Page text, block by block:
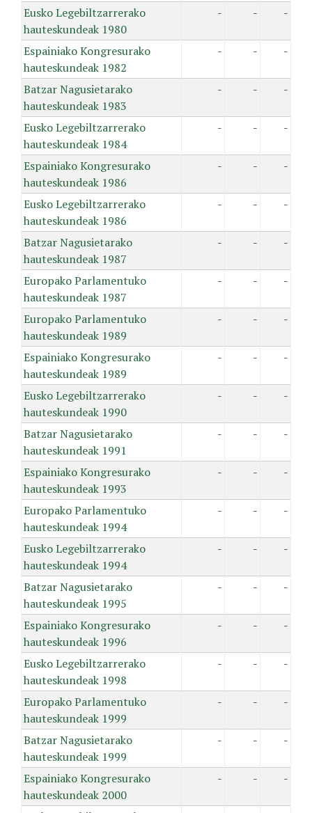
Eusko Legebiltzarrerako
hauteskundeak 1980
- - -
Espainiako Kongresurako
hauteskundeak 1982
- - -
Batzar Nagusietarako
hauteskundeak 1983
- - -
Eusko Legebiltzarrerako
hauteskundeak 1984
- - -
Espainiako Kongresurako
hauteskundeak 1986
- - -
Eusko Legebiltzarrerako
hauteskundeak 1986
- - -
Batzar Nagusietarako
hauteskundeak 1987
- - -
Europako Parlamentuko
hauteskundeak 1987
- - -
Europako Parlamentuko
hauteskundeak 1989
- - -
Espainiako Kongresurako
hauteskundeak 1989
- - -
Eusko Legebiltzarrerako
hauteskundeak 1990
- - -
Batzar Nagusietarako
hauteskundeak 1991
- - -
Espainiako Kongresurako
hauteskundeak 1993
- - -
Europako Parlamentuko
hauteskundeak 1994
- - -
Eusko Legebiltzarrerako
hauteskundeak 1994
- - -
Batzar Nagusietarako
hauteskundeak 1995
- - -
Espainiako Kongresurako
hauteskundeak 1996
- - -
Eusko Legebiltzarrerako
hauteskundeak 1998
- - -
Europako Parlamentuko
hauteskundeak 1999
- - -
Batzar Nagusietarako
hauteskundeak 1999
- - -
Espainiako Kongresurako
hauteskundeak 2000
- - -